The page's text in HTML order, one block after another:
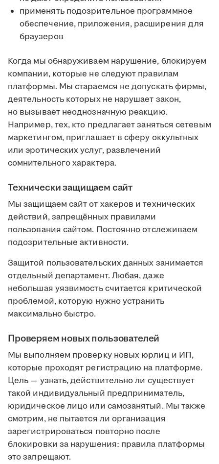
применять подозрительное программное
обеспечение, приложения, расширения для
браузеров
Когда мы обнаруживаем нарушение, блокируем
компании, которые не следуют правилам
платформы. Мы стараемся не допускать фирмы,
деятельность которых не нарушает закон,
но вызывает неоднозначную реакцию.
Например, тех, кто предлагает заняться сетевым
маркетингом, приглашает в сферу оккультных
или эротических услуг, развлечений
сомнительного характера.
Технически защищаем сайт
Мы защищаем сайт от хакеров и технических
действий, запрещённых правилами
пользования сайтом. Постоянно отслеживаем
подозрительные активности.
Защитой пользовательских данных занимается
отдельный департамент. Любая, даже
небольшая уязвимость считается критической
проблемой, которую нужно устранить
максимально быстро.
Проверяем новых пользователей
Мы выполняем проверку новых юрлиц и ИП,
которые проходят регистрацию на платформе.
Цель — узнать, действительно ли существует
такой индивидуальный предприниматель,
юридическое лицо или самозанятый. Мы также
смотрим, не пытается ли организация
зарегистрироваться повторно после
блокировки за нарушения: правила платформы
это запрещают.